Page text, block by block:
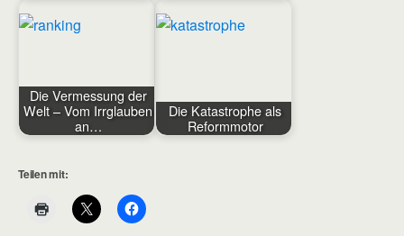
Die Vermessung der
Welt – Vom Irrglauben
an…
Die Katastrophe als
Reformmotor
Teilen mit: